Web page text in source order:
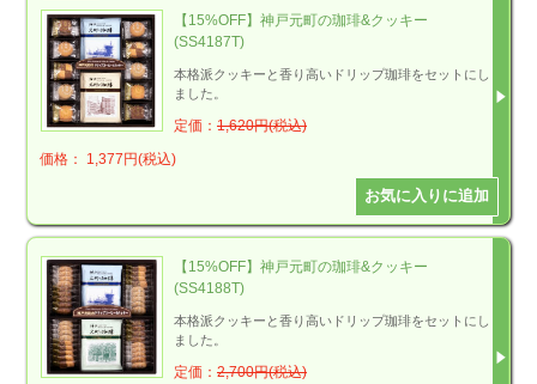
【15%OFF】神戸元町の珈琲&クッキー
(SS4187T)
本格派クッキーと香り高いドリップ珈琲をセットにし
ました。
定価： 1,620円(税込)
価格： 1,377円(税込)
【15%OFF】神戸元町の珈琲&クッキー
(SS4188T)
本格派クッキーと香り高いドリップ珈琲をセットにし
ました。
定価： 2,700円(税込)